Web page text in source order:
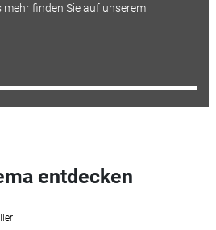
finden Sie auf unserem
entdecken